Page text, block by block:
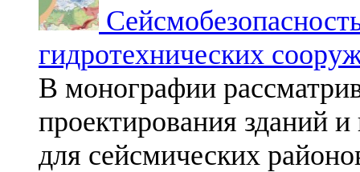
гидротехнических
В монографии
проектирования зданий
для сейсмических